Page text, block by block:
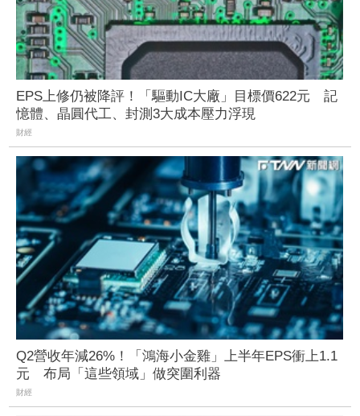
EPS上修仍被降評！「驅動IC大廠」目標價622元 記
憶體、晶圓代工、封測3大成本壓力浮現
財經
Q2營收年減26%！「鴻海小金雞」上半年EPS衝上1.1
元 布局「這些領域」做突圍利器
財經